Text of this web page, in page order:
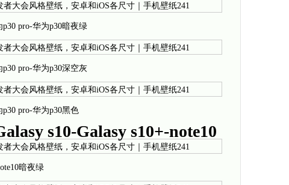
p30 pro-华为p30暗夜绿
p30 pro-华为p30深空灰
p30 pro-华为p30黑色
s10-Galasy s10+-note10
暗夜绿